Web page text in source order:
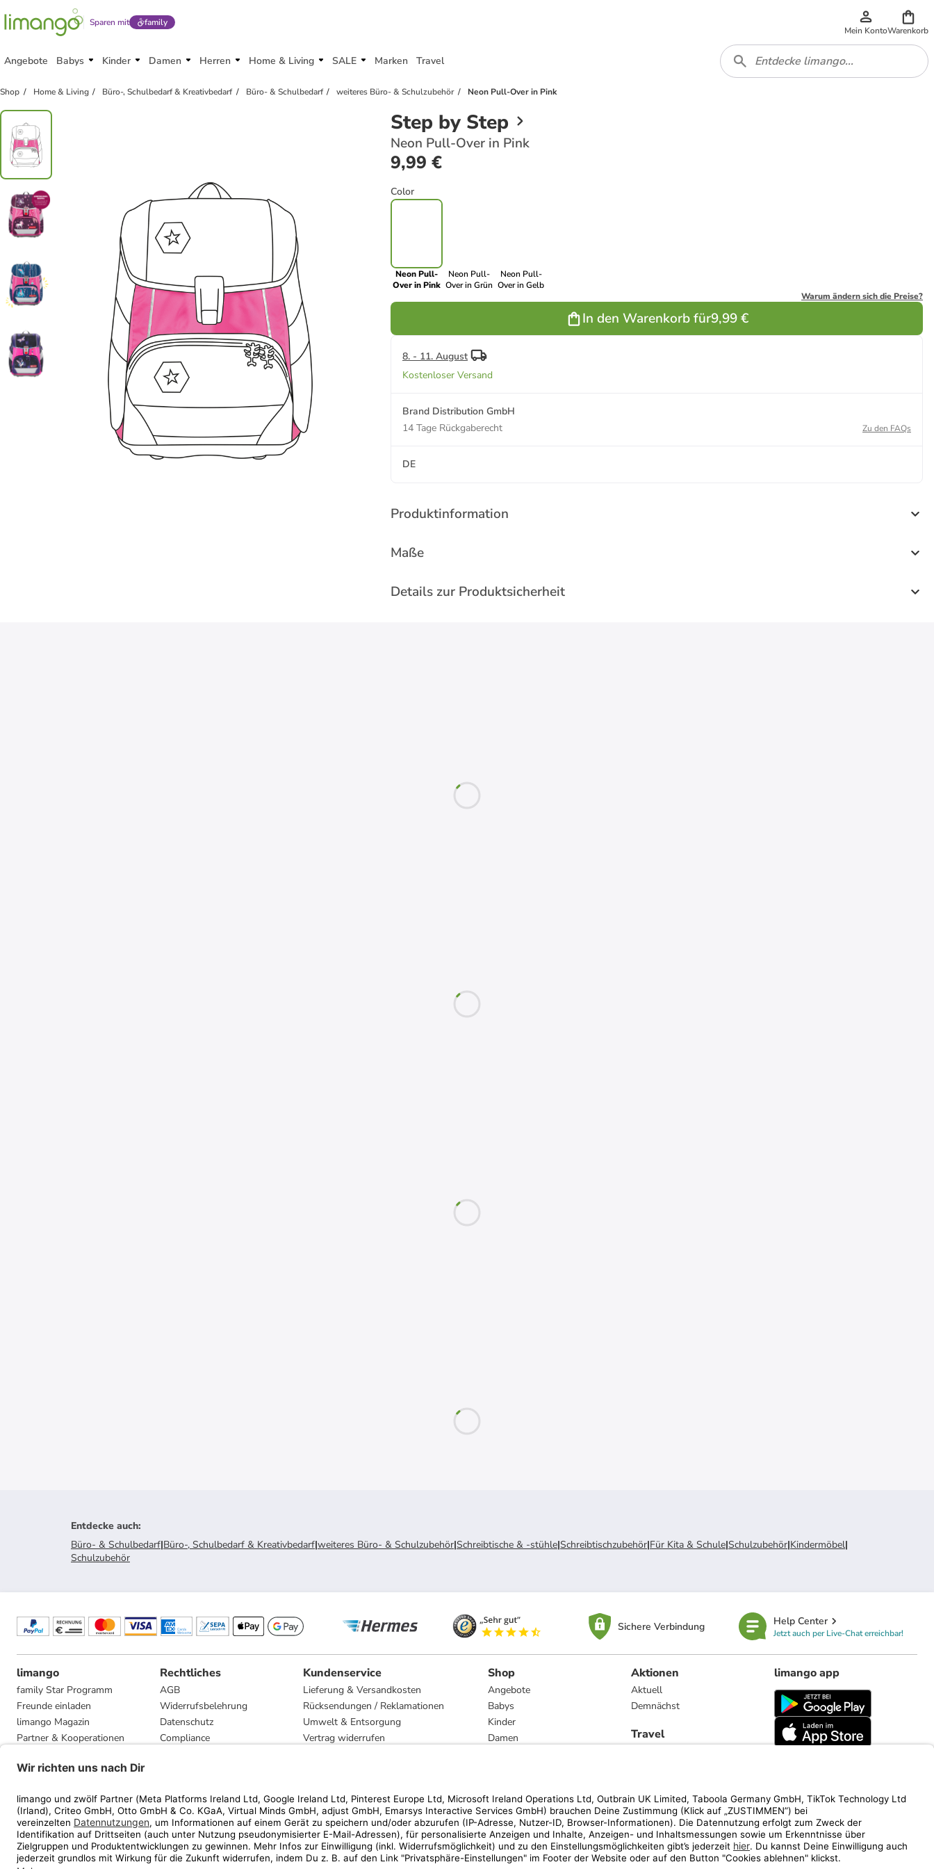
Sparen mit family
Mein KontoWarenkorb
Angebote Babys Kinder Damen Herren Home & Living SALE Marken Travel
Shop Home & Living Büro-, Schulbedarf & Kreativbedarf Büro- & Schulbedarf weiteres Büro- & Schulzubehör Neon Pull-Over in Pink
Step by Step
Neon Pull-Over in Pink
9,99 €
Color
Neon Pull-
Over in Pink
Neon Pull-
Over in Grün
Neon Pull-
Over in Gelb
Warum ändern sich die Preise?
In den Warenkorb für9,99 €
8. - 11. August
Kostenloser Versand
Brand Distribution GmbH
14 Tage Rückgaberecht
Zu den FAQs
DE
Produktinformation
Maße
Details zur Produktsicherheit
Entdecke auch:
Büro- & Schulbedarf|Büro-, Schulbedarf & Kreativbedarf|weiteres Büro- & Schulzubehör|Schreibtische & -stühle|Schreibtischzubehör|Für Kita & Schule|Schulzubehör|Kindermöbel|
Schulzubehör
Sichere Verbindung Help Center
Jetzt auch per Live-Chat erreichbar!
limango
family Star Programm
Freunde einladen
limango Magazin
Partner & Kooperationen
Presse
Rechtliches
AGB
Widerrufsbelehrung
Datenschutz
Compliance
Kundenservice
Lieferung & Versandkosten
Rücksendungen / Reklamationen
Umwelt & Entsorgung
Vertrag widerrufen
Shop
Angebote
Babys
Kinder
Damen
Marken
Aktionen
Aktuell
Demnächst
Travel
limango app
limango.nl limango.pl